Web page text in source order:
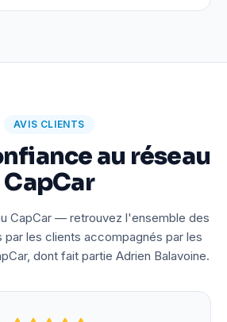
AVIS CLIENTS
au réseau
CapCar
CapCar — retrouvez l'ensemble des
par les clients accompagnés par les
dont fait partie Adrien Balavoine.